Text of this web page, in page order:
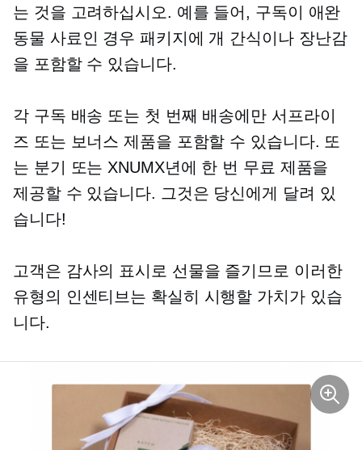
는 것을 고려하십시오. 예를 들어, 구독이 애완
동물 사료인 경우 패키지에 개 간식이나 장난감
을 포함할 수 있습니다.
각 구독 배송 또는 첫 번째 배송에만 서프라이
즈 또는 보너스 제품을 포함할 수 있습니다. 또
는 분기 또는 XNUMX년에 한 번 무료 제품을
제공할 수 있습니다. 그것은 당신에게 달려 있
습니다!
고객은 감사의 표시로 선물을 즐기므로 이러한
유형의 인센티브는 확실히 시행할 가치가 있습
니다.